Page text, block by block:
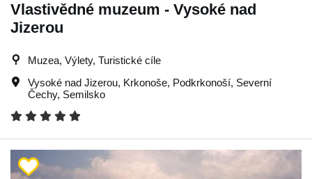
Vlastivědné muzeum - Vysoké nad
Jizerou
Muzea, Výlety, Turistické cíle
Vysoké nad Jizerou, Krkonoše, Podkrkonoší, Severní
Čechy, Semilsko